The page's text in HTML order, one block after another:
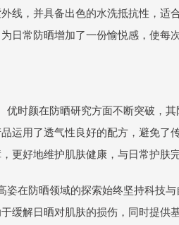
线，并具备出色的水洗抵抗性，适
日常防晒增加了一份愉悦感，使每
优时颜在防晒研究方面不断突破，
运用了透气性良好的配方，避免了
更好地维护肌肤健康，与日常护肤完
姿在防晒领域的探索始终坚持科技
缓解日晒对肌肤的损伤，同时提供